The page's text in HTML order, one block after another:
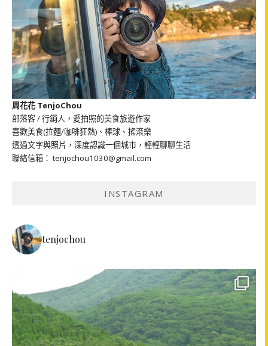
周花花 TenjoChou
部落客 / 行銷人，愛拍照的美食旅遊作家
喜歡美食(拉麵/咖啡狂熱)、棒球、搖滾樂
透過文字與照片，深度認識一個城市，輕輕聊聊生活
聯絡信箱： tenjochou1030@gmail.com
INSTAGRAM
tenjochou